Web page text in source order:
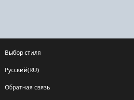
Выбор стиля
Русский(RU)
Обратная связь